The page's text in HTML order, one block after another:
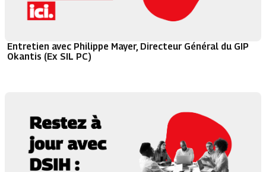
Entretien avec Philippe Mayer, Directeur Général du GIP
Okantis (Ex SIL PC)